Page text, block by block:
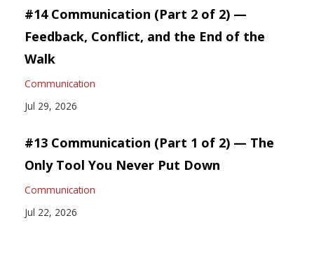
#14 Communication (Part 2 of 2) —
Feedback, Conflict, and the End of the
Walk
Communication
Jul 29, 2026
#13 Communication (Part 1 of 2) — The
Only Tool You Never Put Down
Communication
Jul 22, 2026